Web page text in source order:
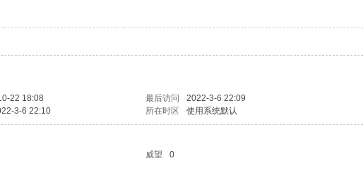
22 18:08 最后访问
2022-3-6 22:09
3-6 22:10 所在时区 使用系统默认
威望
0